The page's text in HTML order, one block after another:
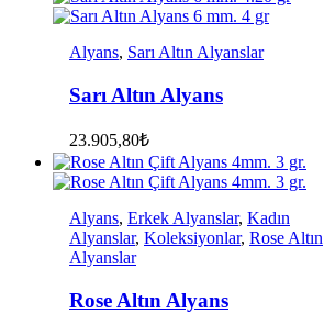
Alyans, Sarı Altın Alyanslar
Sarı Altın Alyans
23.905,80₺
Alyans, Erkek Alyanslar, Kadın
Alyanslar, Koleksiyonlar, Rose Altın
Alyanslar
Rose Altın Alyans